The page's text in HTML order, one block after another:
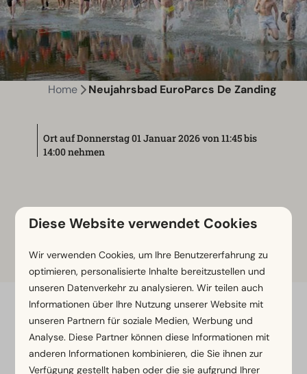
Home Neujahrsbad EuroParcs De Zanding
Ort auf Donnerstag 01 Januar 2026 von 11:45 bis
14:00 nehmen
Neujahrsbad EuroParcs De
Bezahlen Sie sicher
Diese Website verwendet Cookies
Wir verwenden Cookies, um Ihre Benutzererfahrung zu
optimieren, personalisierte Inhalte bereitzustellen und
unseren Datenverkehr zu analysieren. Wir teilen auch
Informationen über Ihre Nutzung unserer Website mit
unseren Partnern für soziale Medien, Werbung und
Analyse. Diese Partner können diese Informationen mit
anderen Informationen kombinieren, die Sie ihnen zur
Verfügung gestellt haben oder die sie aufgrund Ihrer